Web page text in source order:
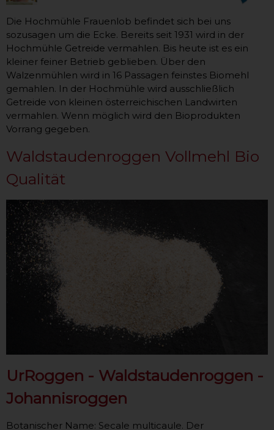
Die Hochmühle Frauenlob befindet sich bei uns
sozusagen um die Ecke. Bereits seit 1931 wird in der
Hochmühle Getreide vermahlen. Bis heute ist es ein
kleiner feiner Betrieb geblieben. Über den
Walzenmühlen wird in 16 Passagen feinstes Biomehl
gemahlen. In der Hochmühle wird ausschließlich
Getreide von kleinen österreichischen Landwirten
vermahlen. Wenn möglich wird den Bioprodukten
Vorrang gegeben.
Waldstaudenroggen Vollmehl Bio
Qualität
UrRoggen - Waldstaudenroggen -
Johannisroggen
Botanischer Name: Secale multicaule. Der